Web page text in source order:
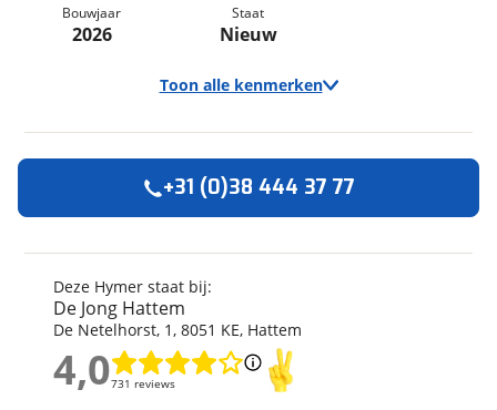
Bouwjaar
2026
Staat
Nieuw
Toon alle kenmerken
Merk
Hymer
Automerk camper
Model
Uitvoering
600
Bouwjaar
2026
2027
Deze Hymer staat bij:
De Jong Hattem
De Netelhorst, 1, 8051 KE, Hattem
4,0731 reviews
4,0
+31 (0)38 444 37 77